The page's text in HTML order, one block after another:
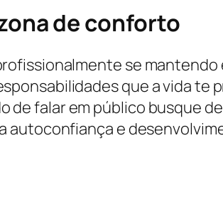
de conforto
se
que a vida te
de falar em público busque
e